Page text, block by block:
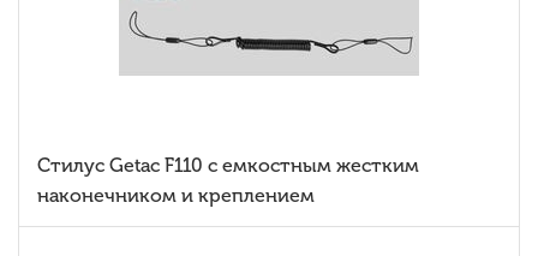
Стилус Getac F110 с емкостным жестким
наконечником и креплением